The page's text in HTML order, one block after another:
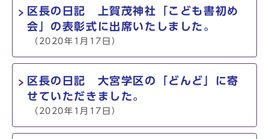
区長の日記 上賀茂神社「こども書初め
会」の表彰式に出席いたしました。
（2020年1月17日）
区長の日記 大宮学区の「どんど」に寄
せていただきました。
（2020年1月17日）